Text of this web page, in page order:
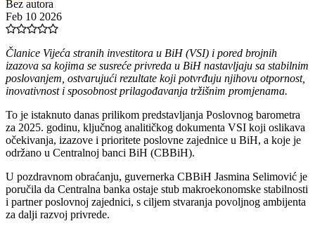
Bez autora
Feb 10 2026
Članice Vijeća stranih investitora u BiH (VSI) i pored brojnih
izazova sa kojima se susreće privreda u BiH nastavljaju sa stabilnim
poslovanjem, ostvarujući rezultate koji potvrđuju njihovu otpornost,
inovativnost i sposobnost prilagođavanja tržišnim promjenama.
To je istaknuto danas prilikom predstavljanja Poslovnog barometra
za 2025. godinu, ključnog analitičkog dokumenta VSI koji oslikava
očekivanja, izazove i prioritete poslovne zajednice u BiH, a koje je
održano u Centralnoj banci BiH (CBBiH).
U pozdravnom obraćanju, guvernerka CBBiH Jasmina Selimović je
poručila da Centralna banka ostaje stub makroekonomske stabilnosti
i partner poslovnoj zajednici, s ciljem stvaranja povoljnog ambijenta
za dalji razvoj privrede.